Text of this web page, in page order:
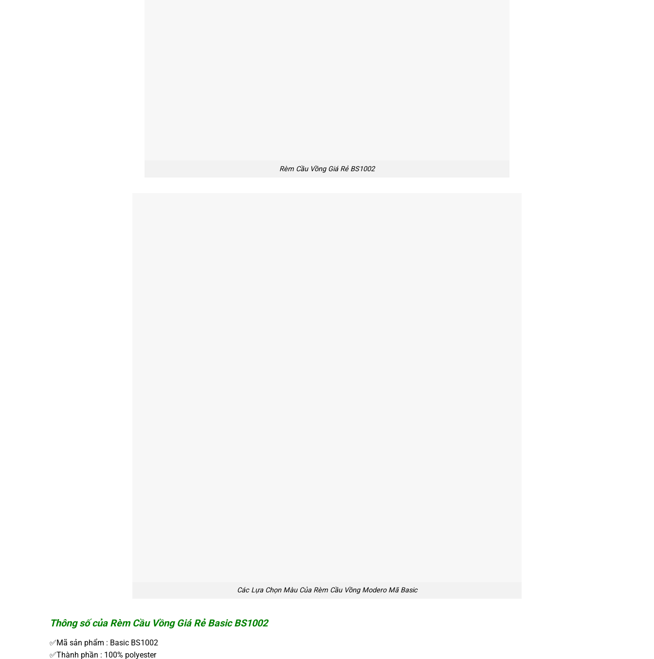
Rèm Cầu Vồng Giá Rẻ BS1002
Các Lựa Chọn Màu Của Rèm Cầu Vồng Modero Mã Basic
Thông số của Rèm Cầu Vồng Giá Rẻ Basic BS1002
✅Mã sản phẩm : Basic BS1002
✅Thành phần : 100% polyester